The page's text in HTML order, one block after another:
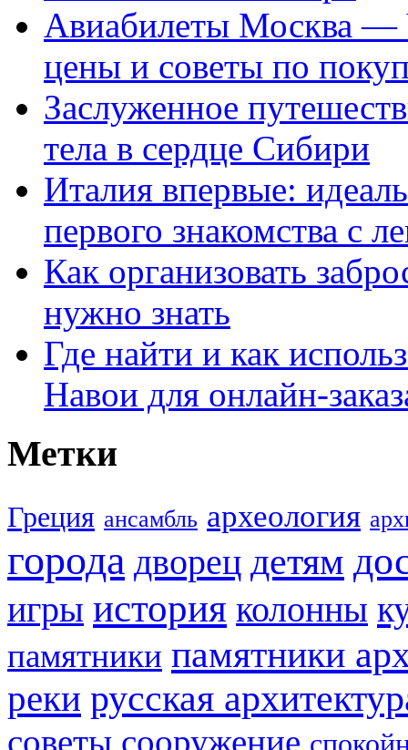
Авиабилеты Москва —
цены и советы по
Заслуженное
тела в сердце Сибири
Италия впервые:
первого знакомства с
Как организовать
нужно знать
Где найти и как
Навои для онлайн-
Метки
Греция ансамбль археология
города дворец детям
игры история колонны
памятники памятники
реки русская
советы сооружение